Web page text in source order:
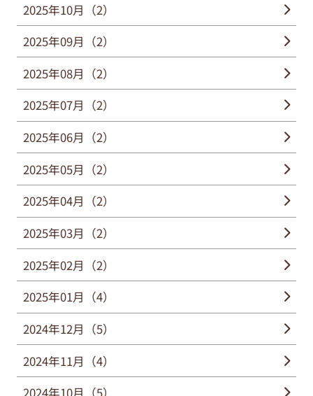
2025年10月（2）
2025年09月（2）
2025年08月（2）
2025年07月（2）
2025年06月（2）
2025年05月（2）
2025年04月（2）
2025年03月（2）
2025年02月（2）
2025年01月（4）
2024年12月（5）
2024年11月（4）